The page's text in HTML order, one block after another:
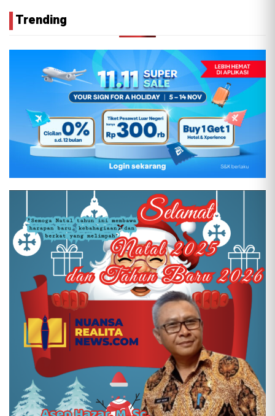
Trending